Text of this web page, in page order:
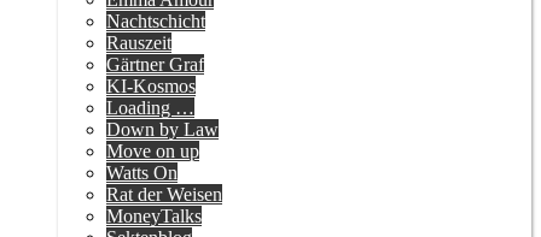
Nachtschicht
Rauszeit
Gärtner Graf
KI-Kosmos
Loading …
Down by Law
Move on up
Watts On
Rat der Weisen
MoneyTalks